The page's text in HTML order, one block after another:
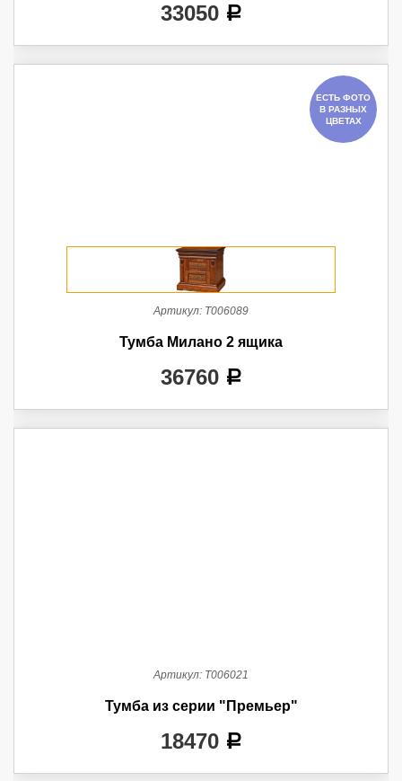
33050 a
ЕСТЬ ФОТО
В РАЗНЫХ
ЦВЕТАХ
Артикул: Т006089
Тумба Милано 2 ящика
36760 a
Артикул: Т006021
Тумба из серии "Премьер"
18470 a